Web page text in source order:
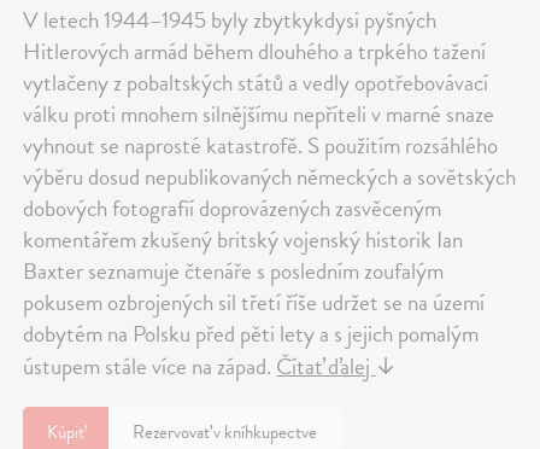
V letech 1944–1945 byly zbytkykdysi pyšných
Hitlerových armád během dlouhého a trpkého tažení
vytlačeny z pobaltských států a vedly opotřebovávací
válku proti mnohem silnějšímu nepříteli v marné snaze
vyhnout se naprosté katastrofě. S použitím rozsáhlého
výběru dosud nepublikovaných německých a sovětských
dobových fotografií doprovázených zasvěceným
komentářem zkušený britský vojenský historik Ian
Baxter seznamuje čtenáře s posledním zoufalým
pokusem ozbrojených sil třetí říše udržet se na území
dobytém na Polsku před pěti lety a s jejich pomalým
ústupem stále více na západ. Čítať ďalej ↓
Kúpiť Rezervovať v kníhkupectve